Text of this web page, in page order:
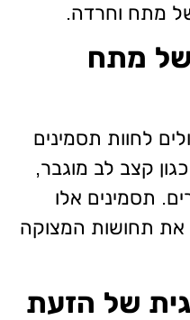
מתח וחרדה.
של מתח
לחוות תסמינים
קצב לב מוגבר,
תסמינים אלו
את תחושות המצוקה
של הזעת